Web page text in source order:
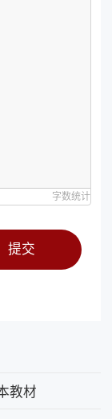
字数统计
提交
教材